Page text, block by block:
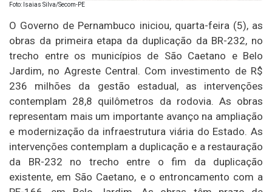
Foto: Isaias Silva/Secom-PE
O Governo de Pernambuco iniciou, quarta-feira (5), as
obras da primeira etapa da duplicação da BR-232, no
trecho entre os municípios de São Caetano e Belo
Jardim, no Agreste Central. Com investimento de R$
236 milhões da gestão estadual, as intervenções
contemplam 28,8 quilômetros da rodovia. As obras
representam mais um importante avanço na ampliação
e modernização da infraestrutura viária do Estado. As
intervenções contemplam a duplicação e a restauração
da BR-232 no trecho entre o fim da duplicação
existente, em São Caetano, e o entroncamento com a